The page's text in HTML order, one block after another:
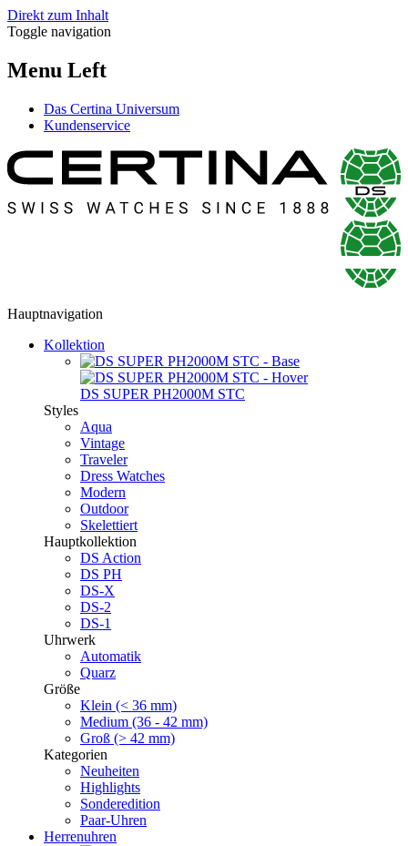
Direkt zum Inhalt
Toggle navigation
Menu Left
Das Certina Universum
Kundenservice
Hauptnavigation
Kollektion
DS SUPER PH2000M STC
Styles
Aqua
Vintage
Traveler
Dress Watches
Modern
Outdoor
Skelettiert
Hauptkollektion
DS Action
DS PH
DS-X
DS-2
DS-1
Uhrwerk
Automatik
Quarz
Größe
Klein (< 36 mm)
Medium (36 - 42 mm)
Groß (> 42 mm)
Kategorien
Neuheiten
Highlights
Sonderedition
Paar-Uhren
Herrenuhren